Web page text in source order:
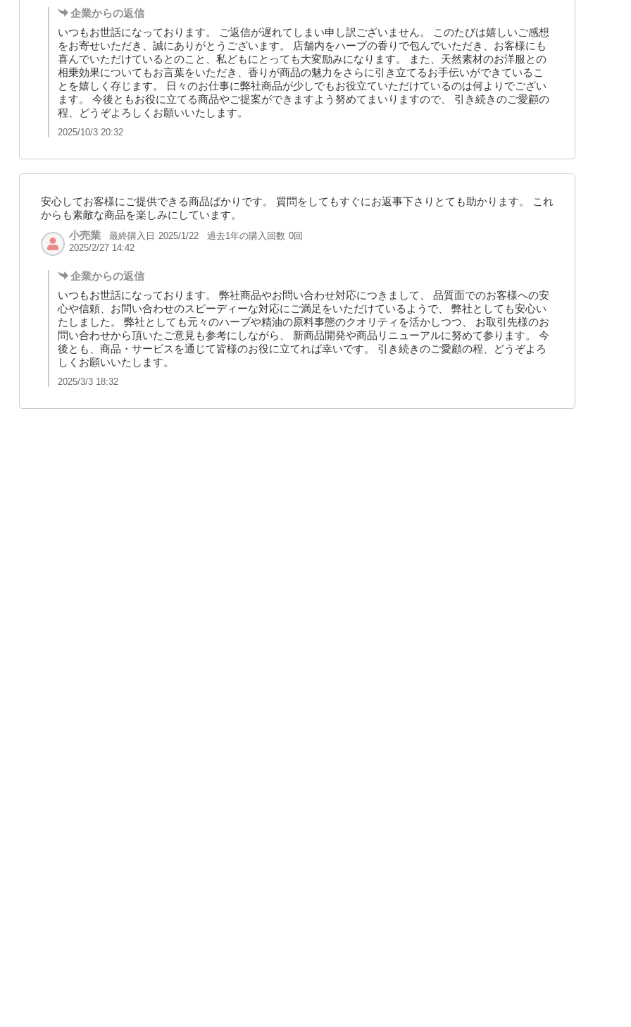
企業からの返信
いつもお世話になっております。 ご返信が遅れてしまい申し訳ございません。 このたびは嬉しいご感想
をお寄せいただき、誠にありがとうございます。 店舗内をハーブの香りで包んでいただき、お客様にも
喜んでいただけているとのこと、私どもにとっても大変励みになります。 また、天然素材のお洋服との
相乗効果についてもお言葉をいただき、香りが商品の魅力をさらに引き立てるお手伝いができているこ
とを嬉しく存じます。 日々のお仕事に弊社商品が少しでもお役立ていただけているのは何よりでござい
ます。 今後ともお役に立てる商品やご提案ができますよう努めてまいりますので、 引き続きのご愛顧の
程、どうぞよろしくお願いいたします。
2025/10/3 20:32
安心してお客様にご提供できる商品ばかりです。 質問をしてもすぐにお返事下さりとても助かります。 これ
からも素敵な商品を楽しみにしています。
小売業
最終購入日 2025/1/22 過去1年の購入回数 0回
2025/2/27 14:42
企業からの返信
いつもお世話になっております。 弊社商品やお問い合わせ対応につきまして、 品質面でのお客様への安
心や信頼、お問い合わせのスピーディーな対応にご満足をいただけているようで、 弊社としても安心い
たしました。 弊社としても元々のハーブや精油の原料事態のクオリティを活かしつつ、 お取引先様のお
問い合わせから頂いたご意見も参考にしながら、 新商品開発や商品リニューアルに努めて参ります。 今
後とも、商品・サービスを通じて皆様のお役に立てれば幸いです。 引き続きのご愛顧の程、どうぞよろ
しくお願いいたします。
2025/3/3 18:32